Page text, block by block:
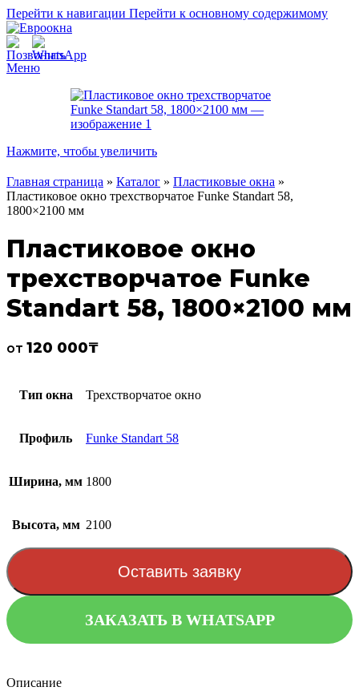
Перейти к навигации Перейти к основному содержимому
Меню
Нажмите, чтобы увеличить
Главная страница » Каталог » Пластиковые окна »
Пластиковое окно трехстворчатое Funke Standart 58,
1800×2100 мм
Пластиковое окно
трехстворчатое Funke
Standart 58, 1800×2100 мм
от 120 000₸
Тип окна Трехстворчатое окно
Профиль Funke Standart 58
Ширина, мм 1800
Высота, мм 2100
Оставить заявку
ЗАКАЗАТЬ В WHATSAPP
Описание